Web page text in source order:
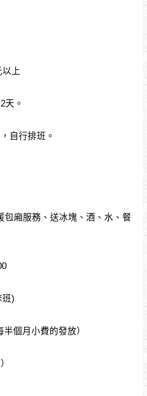
上
天。
自行排班。
包廂服務、送冰塊、酒、水、餐
班)
個月小費的發放）